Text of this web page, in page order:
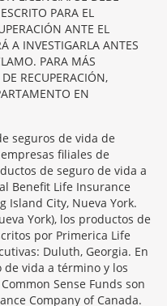
PARA EL
ANTE EL
A INVESTIGARLA ANTES
PARA MÁS
RECUPERACIÓN,
EN
seguros de vida de
filiales de
de seguro de vida a
Benefit Life Insurance
Island City, Nueva York.
York), los productos de
por Primerica Life
Duluth, Georgia. En
de vida a término y los
Sense Funds son
Company of Canada.